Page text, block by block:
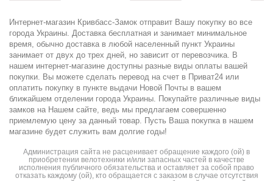
Интернет-магазин Кривбасс-Замок отправит Вашу покупку во все
города Украины. Доставка бесплатная и занимает минимальное
время, обычно доставка в любой населенный пункт Украины
занимает от двух до трех дней, но зависит от перевозчика. В
нашем интернет-магазине доступны разные виды оплаты вашей
покупки. Вы можете сделать перевод на счет в Приват24 или
оплатить покупку в пункте выдачи Новой Почты в вашем
ближайшем отделении города Украины. Покупайте различные виды
замков на Нашем сайте, ведь мы предлагаем совершенно
приемлемую цену за данный товар. Пусть Ваша покупка в нашем
магазине будет служить вам долгие годы!
Администрация сайта не расценивает обращение каждого (ой) в
приобретении велотехники и/или запасных частей в качестве
исполнения публичного обязательства и оставляет за собой право
отказать каждому (ой), кто обращается с заказом в случае отсутствия